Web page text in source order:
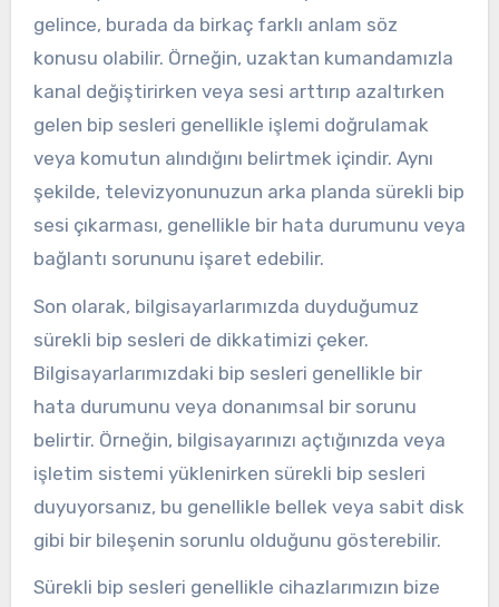
gelince, burada da birkaç farklı anlam söz
konusu olabilir. Örneğin, uzaktan kumandamızla
kanal değiştirirken veya sesi arttırıp azaltırken
gelen bip sesleri genellikle işlemi doğrulamak
veya komutun alındığını belirtmek içindir. Aynı
şekilde, televizyonunuzun arka planda sürekli bip
sesi çıkarması, genellikle bir hata durumunu veya
bağlantı sorununu işaret edebilir.
Son olarak, bilgisayarlarımızda duyduğumuz
sürekli bip sesleri de dikkatimizi çeker.
Bilgisayarlarımızdaki bip sesleri genellikle bir
hata durumunu veya donanımsal bir sorunu
belirtir. Örneğin, bilgisayarınızı açtığınızda veya
işletim sistemi yüklenirken sürekli bip sesleri
duyuyorsanız, bu genellikle bellek veya sabit disk
gibi bir bileşenin sorunlu olduğunu gösterebilir.
Sürekli bip sesleri genellikle cihazlarımızın bize